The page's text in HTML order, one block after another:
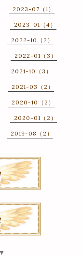
2023-07（1）
2023-01（4）
2022-10（2）
2022-01（3）
2021-10（3）
2021-03（2）
2020-10（2）
2020-01（2）
2019-08（2）
▼